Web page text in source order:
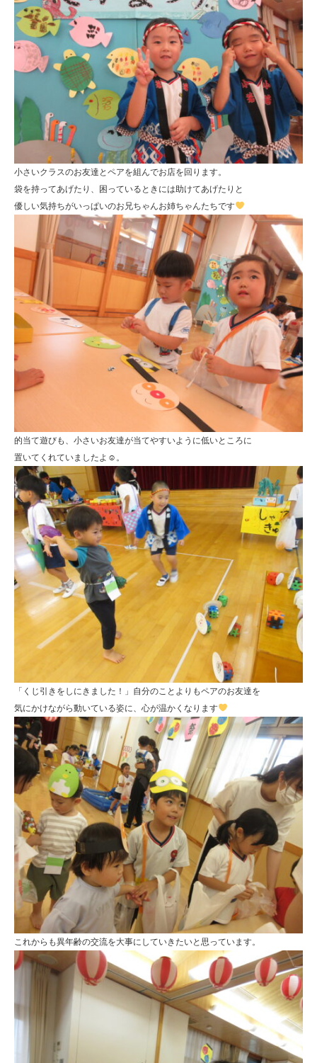
小さいクラスのお友達とペアを組んでお店を回ります。
袋を持ってあげたり、困っているときには助けてあげたりと
優しい気持ちがいっぱいのお兄ちゃんお姉ちゃんたちです
的当て遊びも、小さいお友達が当てやすいように低いところに
置いてくれていましたよ☺。
「くじ引きをしにきました！」自分のことよりもペアのお友達を
気にかけながら動いている姿に、心が温かくなります
これからも異年齢の交流を大事にしていきたいと思っています。